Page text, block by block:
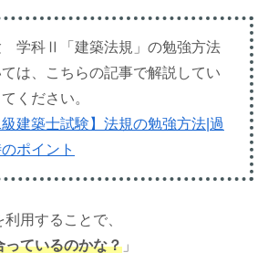
学科Ⅱ「建築法規」の勉強方法
は、こちらの記事で解説してい
ください。
級建築士試験】法規の勉強方法|過
ポイント
用することで、
っているのかな？ 」